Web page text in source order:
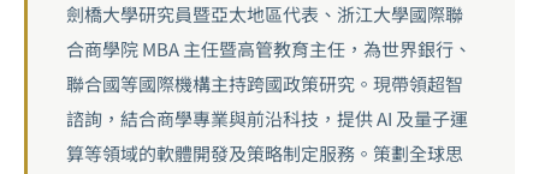
劍橋大學研究員暨亞太地區代表、浙江大學國際聯
合商學院 MBA 主任暨高管教育主任，為世界銀行、
聯合國等國際機構主持跨國政策研究。現帶領超智
諮詢，結合商學專業與前沿科技，提供 AI 及量子運
算等領域的軟體開發及策略制定服務。策劃全球思